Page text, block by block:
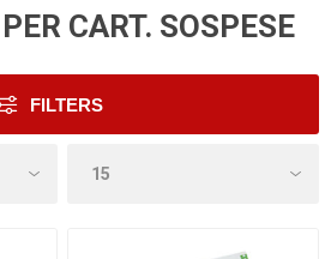
CART. SOSPESE
FILTERS